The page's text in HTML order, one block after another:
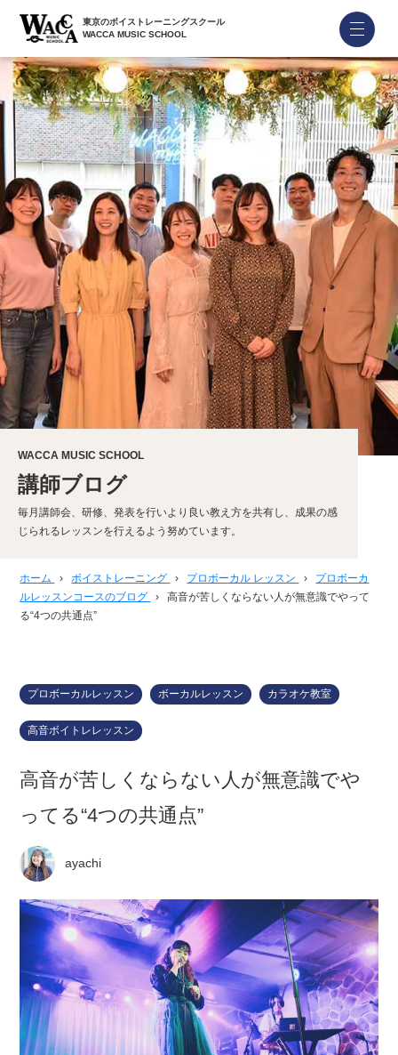
東京のボイストレーニングスクール
WACCA MUSIC SCHOOL
WACCA MUSIC SCHOOL
講師ブログ
毎月講師会、研修、発表を行いより良い教え方を共有し、成果の感
じられるレッスンを行えるよう努めています。
ホーム › ボイストレーニング › プロボーカル レッスン ›
プロボーカ
ルレッスンコースのブログ
›
高音が苦しくならない人が無意識でやって
る“4つの共通点”
プロボーカルレッスン ボーカルレッスン カラオケ教室
高音ボイトレレッスン
高音が苦しくならない人が無意識でや
ってる“4つの共通点”
ayachi